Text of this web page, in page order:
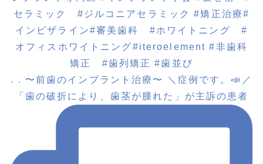
. . 〜前歯のインプラント治療〜 ＼症例です。📣／
「歯の破折により、歯茎が腫れた」が主訴の患者